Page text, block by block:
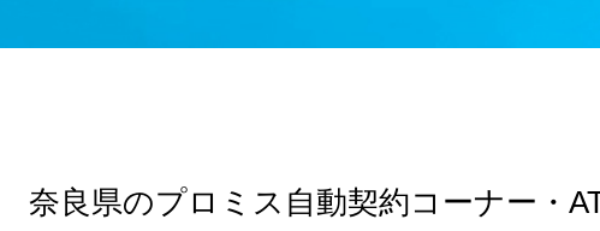
奈良県のプロミス自動契約コーナー・